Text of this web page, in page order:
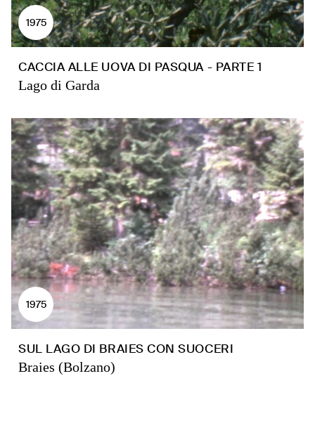
1975
CACCIA ALLE UOVA DI PASQUA - PARTE 1
Lago di Garda
1975
SUL LAGO DI BRAIES CON SUOCERI
Braies (Bolzano)